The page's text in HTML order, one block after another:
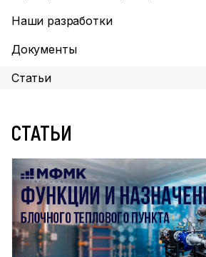
Наши разработки
Документы
Статьи
СТАТЬИ